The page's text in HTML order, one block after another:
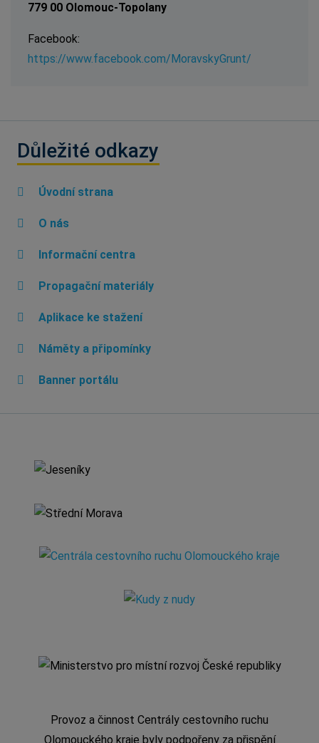
779 00 Olomouc-Topolany
Facebook:
https://www.facebook.com/MoravskyGrunt/
Důležité odkazy
Úvodní strana
O nás
Informační centra
Propagační materiály
Aplikace ke stažení
Náměty a připomínky
Banner portálu
Provoz a činnost Centrály cestovního ruchu
Olomouckého kraje byly podpořeny za přispění